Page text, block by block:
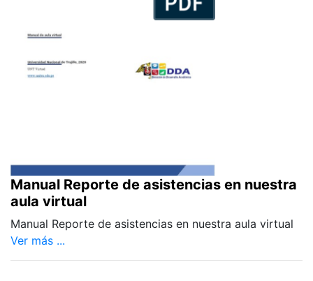
Manual Reporte de asistencias en nuestra
aula virtual
Manual Reporte de asistencias en nuestra aula virtual
Ver más ...